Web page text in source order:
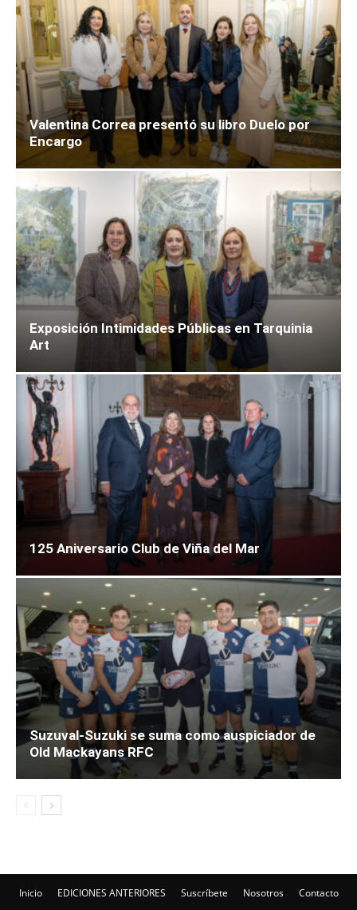
Valentina Correa presentó su libro Duelo por
Encargo
Exposición Intimidades Públicas en Tarquinia
Art
125 Aniversario Club de Viña del Mar
Suzuval-Suzuki se suma como auspiciador de
Old Mackayans RFC
Inicio EDICIONES ANTERIORES Suscríbete Nosotros Contacto